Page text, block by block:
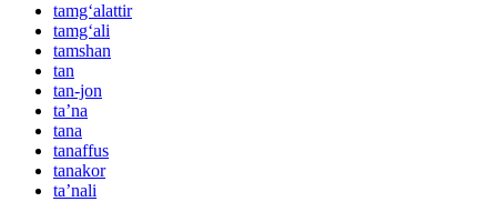
tamg‘alattir
tamg‘ali
tamshan
tan
tan-jon
taʼna
tana
tanaffus
tanakor
taʼnali